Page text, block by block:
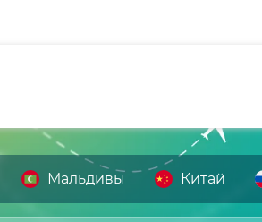
Мальдивы Китай